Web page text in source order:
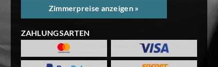
Zimmerpreise anzeigen »
ZAHLUNGSARTEN